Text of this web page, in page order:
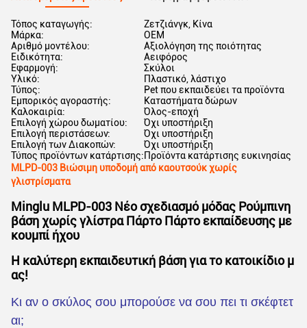
Τόπος καταγωγής:
Ζετζιάνγκ, Κίνα
Μάρκα:
OEM
Αριθμό μοντέλου:
Αξιολόγηση της ποιότητας
Ειδικότητα:
Αειφόρος
Εφαρμογή:
Σκύλοι
Υλικό:
Πλαστικό, λάστιχο
Τύπος:
Pet που εκπαιδεύει τα προϊόντα
Εμπορικός αγοραστής:
Καταστήματα δώρων
Καλοκαιρία:
Όλος-εποχή
Επιλογή χώρου δωματίου:
Όχι υποστήριξη
Επιλογή περιστάσεων:
Όχι υποστήριξη
Επιλογή των Διακοπών:
Όχι υποστήριξη
Τύπος προϊόντων κατάρτισης:Προϊόντα κατάρτισης ευκινησίας
MLPD-003 Βιώσιμη υποδομή από καουτσούκ χωρίς
γλιστρίσματα
Minglu MLPD-003 Νέο σχεδιασμό μόδας Ρούμπινη
βάση χωρίς γλίστρα Πάρτο Πάρτο εκπαίδευσης με
κουμπί ήχου
Η καλύτερη εκπαιδευτική βάση για το κατοικίδιο μ
ας!
Κι αν ο σκύλος σου μπορούσε να σου πει τι σκέφτετ
αι;